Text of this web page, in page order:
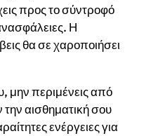
προς το σύντροφό
Η
θα σε χαροποιήσει
μην περιμένεις από
την αισθηματική σου
ενέργειες για